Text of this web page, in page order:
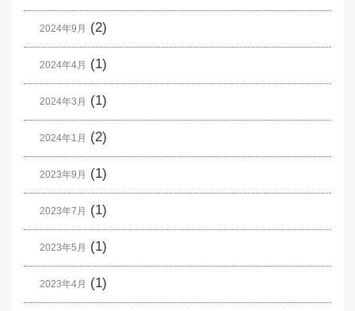
2024年9月 (2)
2024年4月 (1)
2024年3月 (1)
2024年1月 (2)
2023年9月 (1)
2023年7月 (1)
2023年5月 (1)
2023年4月 (1)